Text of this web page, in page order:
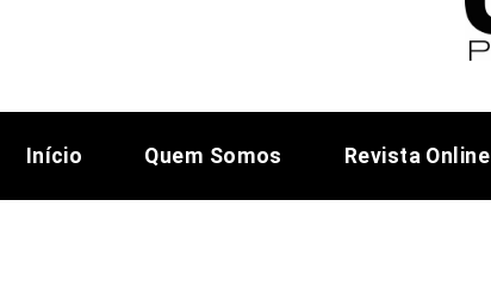
Início Quem Somos Revista Online